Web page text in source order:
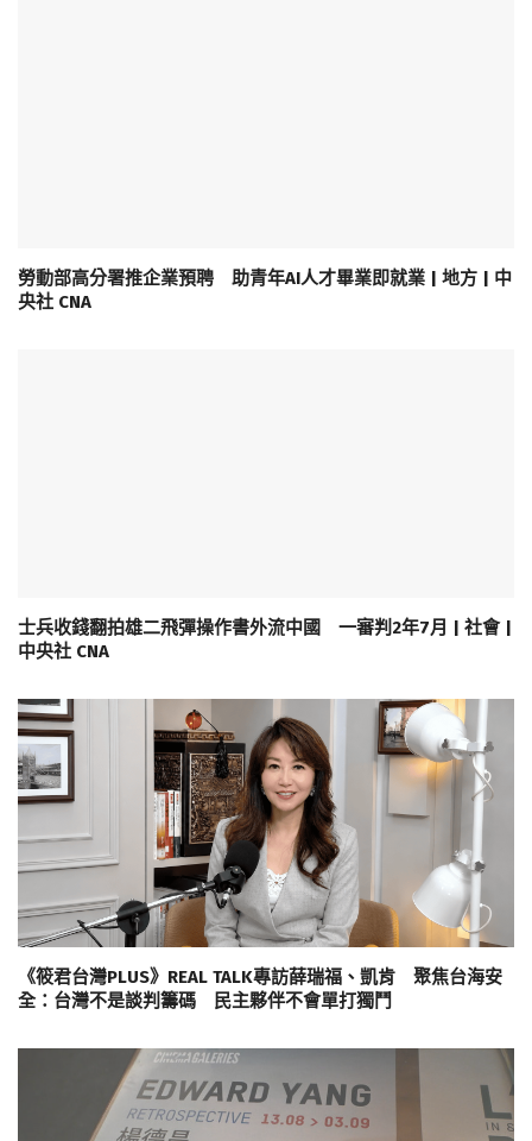
勞動部高分署推企業預聘 助青年AI人才畢業即就業 | 地方 | 中
央社 CNA
士兵收錢翻拍雄二飛彈操作書外流中國 一審判2年7月 | 社會 |
中央社 CNA
《筱君台灣PLUS》REAL TALK專訪薛瑞福、凱肯 聚焦台海安
全：台灣不是談判籌碼 民主夥伴不會單打獨鬥